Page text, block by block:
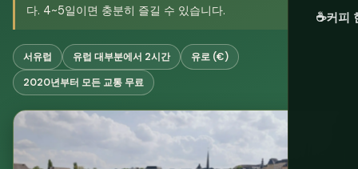
☕커피
다. 4~5일이면 충분히 즐길 수 있습니다.
서유럽 유럽 대부분에서 2시간
유로 (€)
2020년부터 모든 교통 무료